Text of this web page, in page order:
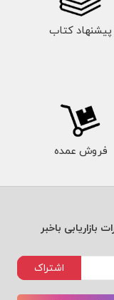
پیشنهاد کتاب
فروش عمده
باخبر
اشتراک